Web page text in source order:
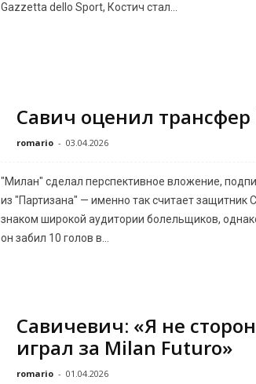
Gazzetta dello Sport, Костич стал...
Савич оценил
romario - 03.04.2026
"Милан" сделал перспективное вложение,
из "Партизана" — именно так считает защитник
знаком широкой аудитории болельщиков,
он забил 10 голов в...
Савичевич: «Я не
играл за Milan Futuro»
romario - 01.04.2026